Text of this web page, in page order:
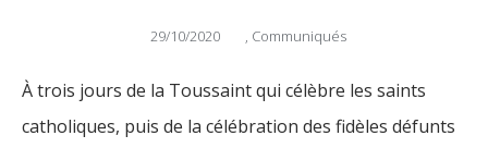
29/10/2020 , Communiqués
À trois jours de la Toussaint qui célèbre les saints
catholiques, puis de la célébration des fidèles défunts